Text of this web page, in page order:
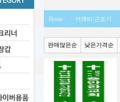
Home 어깨띠/근조기
판매많은순 낮은가격순